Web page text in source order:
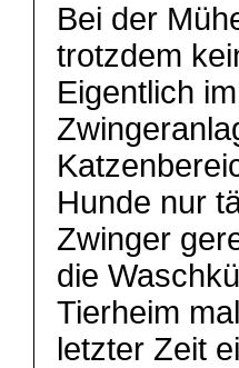
Bei der
trotzdem
Eigentlich
Hunde nur
Zwinger
die
Tierheim
letzter Zeit